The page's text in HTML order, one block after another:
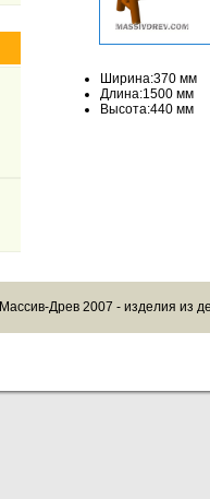
Ширина:370 мм
Длина:1500 мм
Высота:440 мм
Массив-Древ 2007 - изделия из